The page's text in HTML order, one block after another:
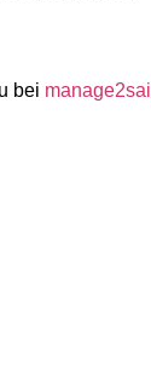
bei manage2sail